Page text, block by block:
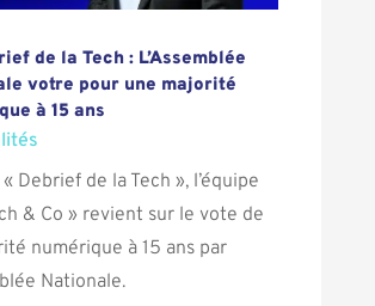
de la Tech : L’Assemblée
votre pour une majorité
à 15 ans
Debrief de la Tech », l’équipe
& Co » revient sur le vote de
numérique à 15 ans par
Nationale.